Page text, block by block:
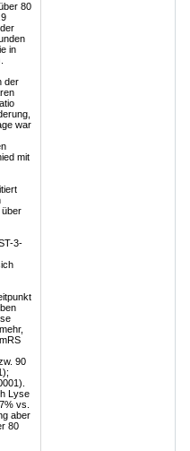
80
in
der
war
mit
über
3-
90
Lyse
vs.
aber
80